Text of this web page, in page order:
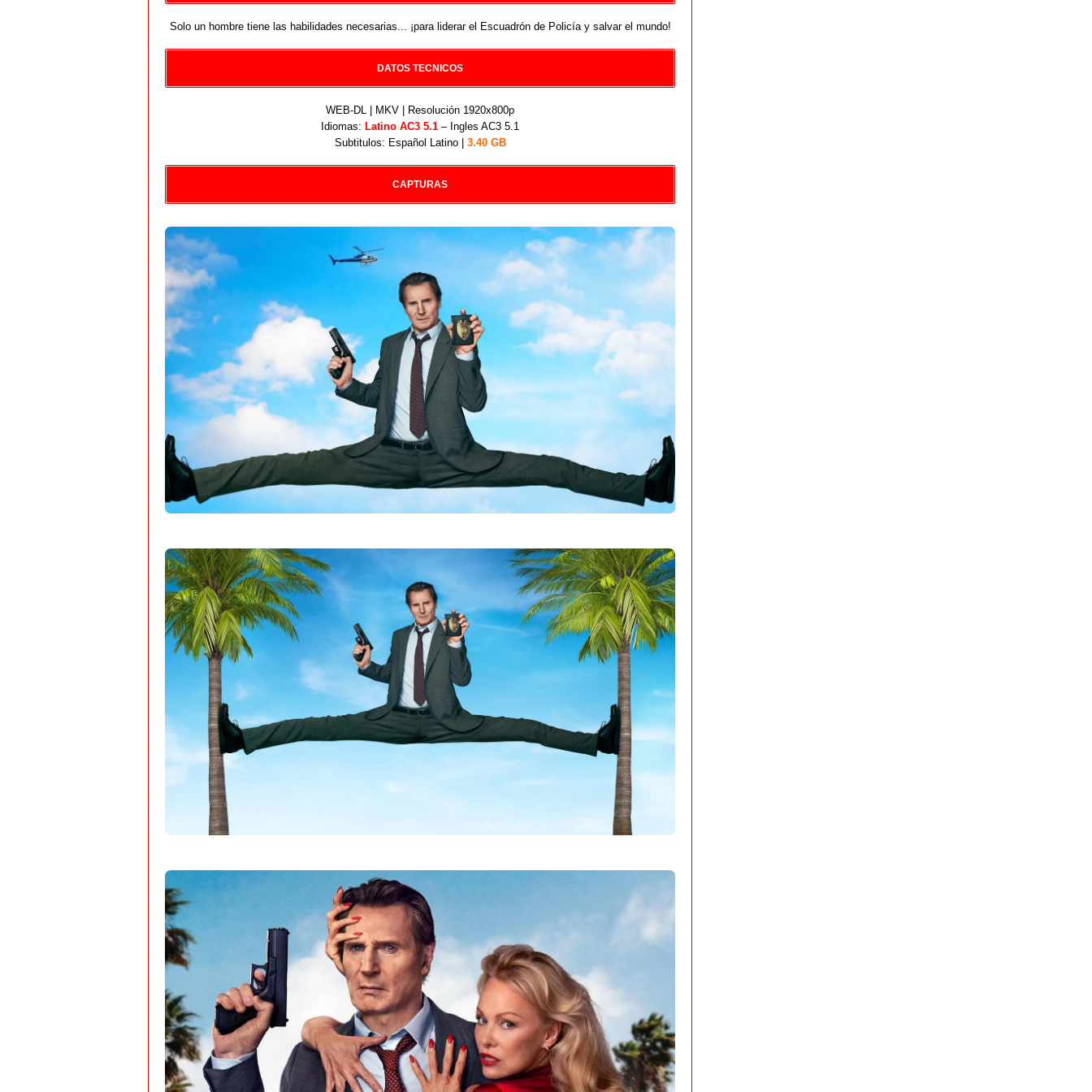
Solo un hombre tiene las habilidades necesarias... ¡para liderar el Escuadrón de Policía y salvar el mundo!
DATOS TECNICOS
WEB-DL | MKV | Resolución 1920x800p
Idiomas: Latino AC3 5.1 – Ingles AC3 5.1
Subtitulos: Español Latino | 3.40 GB
CAPTURAS